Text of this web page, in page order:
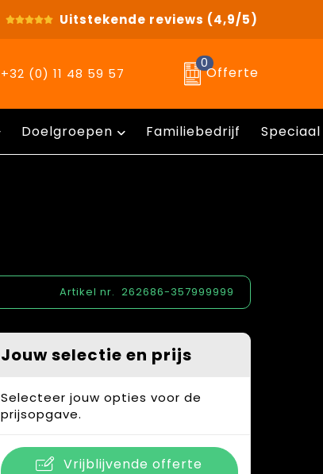
Uitstekende reviews (4,9/5)
+32 (0) 11 48 59 57
0
Offerte
Doelgroepen Familiebedrijf
Artikel nr. 262686-357999999
Jouw selectie en prijs
Selecteer jouw opties voor de
prijsopgave.
Vrijblijvende offerte